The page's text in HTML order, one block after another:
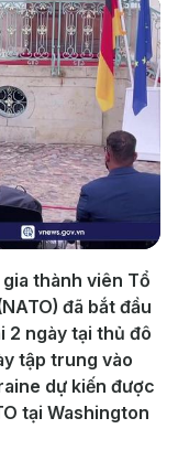
thành viên Tổ
đã bắt đầu
2 ngày tại thủ đô
tập trung vào
dự kiến được
tại Washington